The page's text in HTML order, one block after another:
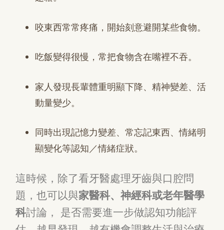
咬東西常常疼痛，開始刻意避開某些食物。
吃飯變得很慢，常把食物含在嘴裡不吞。
家人發現長輩體重明顯下降、精神變差、活
動量變少。
同時出現記憶力變差、常忘記東西、情緒明
顯變化等認知／情緒症狀。
這時候，除了看牙醫處理牙齒與口腔問
題，也可以與家醫科、神經科或老年醫學
科討論， 是否需要進一步做認知功能評